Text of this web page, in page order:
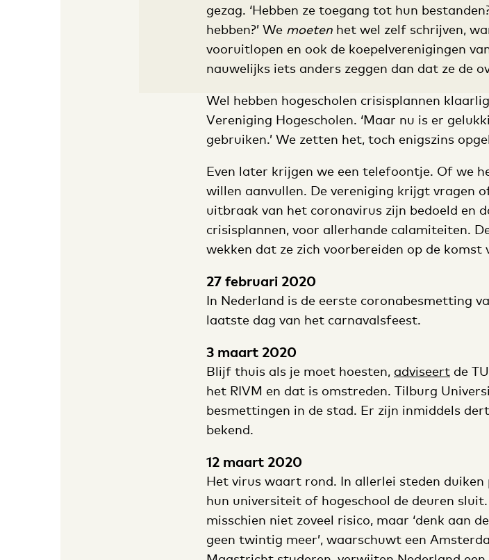
gezag. ‘Hebben ze toegang tot hun
hebben?’ We moeten het wel zelf schrijven,
vooruitlopen en ook de koepelverenigingen
nauwelijks iets anders zeggen dan dat ze de
Wel hebben hogescholen crisisplannen
Vereniging Hogescholen. ‘Maar nu is er
gebruiken.’ We zetten het, toch enigszins
Even later krijgen we een telefoontje. Of we
willen aanvullen. De vereniging krijgt vragen
uitbraak van het coronavirus zijn bedoeld en
crisisplannen, voor allerhande calamiteiten.
wekken dat ze zich voorbereiden op de komst
27 februari 2020
In Nederland is de eerste coronabesmetting
laatste dag van het carnavalsfeest.
3 maart 2020
Blijf thuis als je moet hoesten, adviseert de
het RIVM en dat is omstreden. Tilburg
besmettingen in de stad. Er zijn inmiddels
bekend.
12 maart 2020
Het virus waart rond. In allerlei steden duiken
hun universiteit of hogeschool de deuren
misschien niet zoveel risico, maar ‘denk aan
geen twintig meer’, waarschuwt een